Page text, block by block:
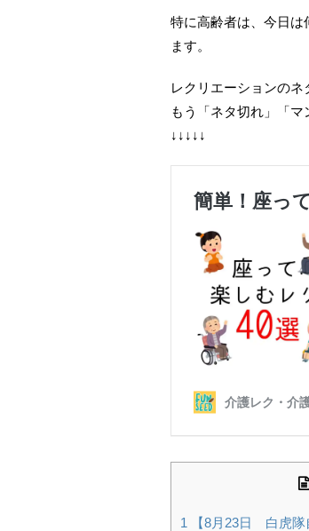
特に高齢者は、今日は
ます。
レクリエーションのネ
もう「ネタ切れ」「マ
↓↓↓↓↓
1
【8月23日 白虎隊